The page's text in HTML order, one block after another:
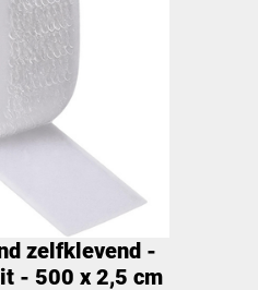
zelfklevend -
- 500 x 2,5 cm